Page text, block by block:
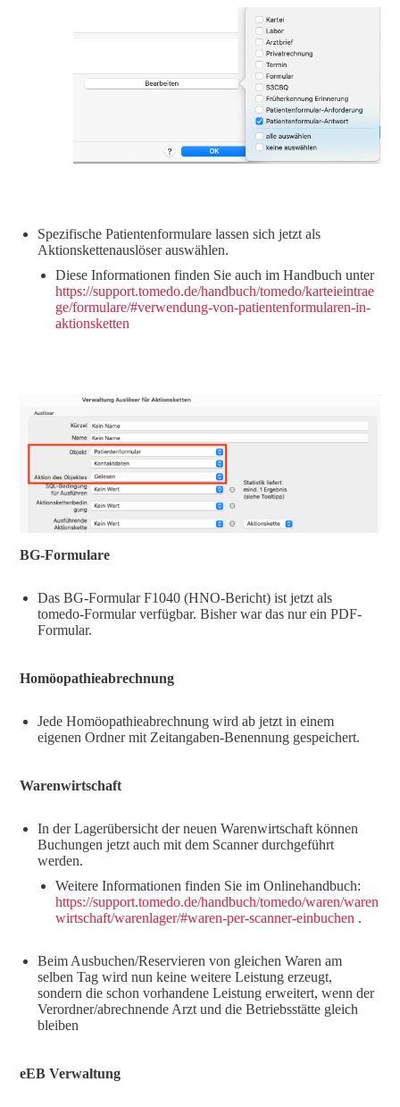
Spezifische Patientenformulare lassen sich jetzt als
Aktionskettenauslöser auswählen.
Diese Informationen finden Sie auch im Handbuch unter
https://support.tomedo.de/handbuch/tomedo/karteieintrae
ge/formulare/#verwendung-von-patientenformularen-in-
aktionsketten
BG-Formulare
Das BG-Formular F1040 (HNO-Bericht) ist jetzt als
tomedo-Formular verfügbar. Bisher war das nur ein PDF-
Formular.
Homöopathieabrechnung
Jede Homöopathieabrechnung wird ab jetzt in einem
eigenen Ordner mit Zeitangaben-Benennung gespeichert.
Warenwirtschaft
In der Lagerübersicht der neuen Warenwirtschaft können
Buchungen jetzt auch mit dem Scanner durchgeführt
werden.
Weitere Informationen finden Sie im Onlinehandbuch:
https://support.tomedo.de/handbuch/tomedo/waren/waren
wirtschaft/warenlager/#waren-per-scanner-einbuchen .
Beim Ausbuchen/Reservieren von gleichen Waren am
selben Tag wird nun keine weitere Leistung erzeugt,
sondern die schon vorhandene Leistung erweitert, wenn der
Verordner/abrechnende Arzt und die Betriebsstätte gleich
bleiben
eEB Verwaltung